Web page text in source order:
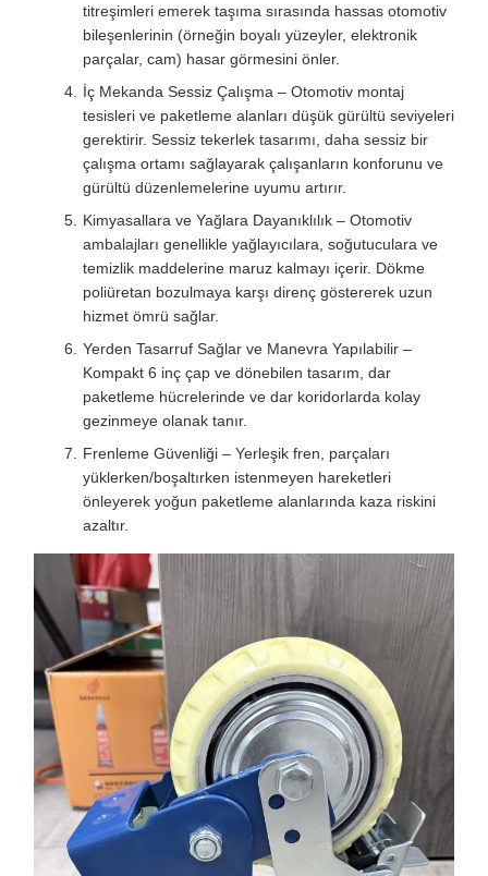
titreşimleri emerek taşıma sırasında hassas otomotiv
bileşenlerinin (örneğin boyalı yüzeyler, elektronik
parçalar, cam) hasar görmesini önler.
İç Mekanda Sessiz Çalışma – Otomotiv montaj
tesisleri ve paketleme alanları düşük gürültü seviyeleri
gerektirir. Sessiz tekerlek tasarımı, daha sessiz bir
çalışma ortamı sağlayarak çalışanların konforunu ve
gürültü düzenlemelerine uyumu artırır.
Kimyasallara ve Yağlara Dayanıklılık – Otomotiv
ambalajları genellikle yağlayıcılara, soğutuculara ve
temizlik maddelerine maruz kalmayı içerir. Dökme
poliüretan bozulmaya karşı direnç göstererek uzun
hizmet ömrü sağlar.
Yerden Tasarruf Sağlar ve Manevra Yapılabilir –
Kompakt 6 inç çap ve dönebilen tasarım, dar
paketleme hücrelerinde ve dar koridorlarda kolay
gezinmeye olanak tanır.
Frenleme Güvenliği – Yerleşik fren, parçaları
yüklerken/boşaltırken istenmeyen hareketleri
önleyerek yoğun paketleme alanlarında kaza riskini
azaltır.